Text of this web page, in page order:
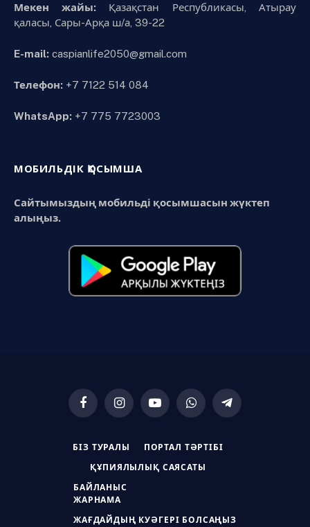
Мекен жайы:Қазақстан Республикасы, Атырау
қаласы, Сары-Арқа ш/а, 39-22
E-mail: caspianlife2050@gmail.com
Телефон: +7 7122 514 084
WhatsApp: +7 775 7723003
МОБИЛЬДІК ҚОСЫМША
Сайтымыздың мобильді қосымшасын жүктеп
алыңыз.
FacebookInstagramYouTubeWhatsAppTelegram
БІЗ ТУРАЛЫ ПОРТАЛ ТӘРТІБІ
ҚҰПИЯЛЫЛЫҚ САЯСАТЫ
БАЙЛАНЫС
ЖАРНАМА
ЖАҒДАЙДЫҢ КУӘГЕРІ БОЛСАҢЫЗ